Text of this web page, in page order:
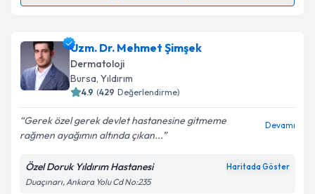
için bir takvim hazırlandığında e-posta ile
bilgilendireceğiz.
E-posta Adresiniz
Metni'ni okudum ve kişisel verilerimin belirtilen
kapsamda işlenmesini kabul ediyorum.
Uzm. Dr. Mehmet Şimşek
Dermatoloji
Bursa, Yıldırım
4.9 (429 Değerlendirme)
Gerek özel gerek devlet hastanesine gitmeme
rağmen ayağımın altında çıkan...
Devamı
Özel Doruk Yıldırım Hastanesi Haritada Göster
Duaçınarı, Ankara Yolu Cd No:235